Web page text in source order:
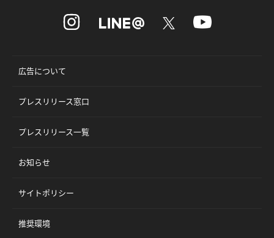
広告について
プレスリリース窓口
プレスリリース一覧
お知らせ
サイトポリシー
推奨環境